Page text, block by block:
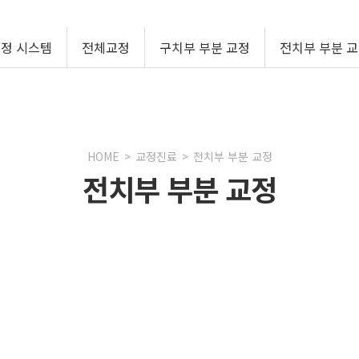
시스템 전체교정 구치부 부분 교정 전치부 부분
HOME > 교정진료 > 전치부 부분 교정
전치부 부분 교정